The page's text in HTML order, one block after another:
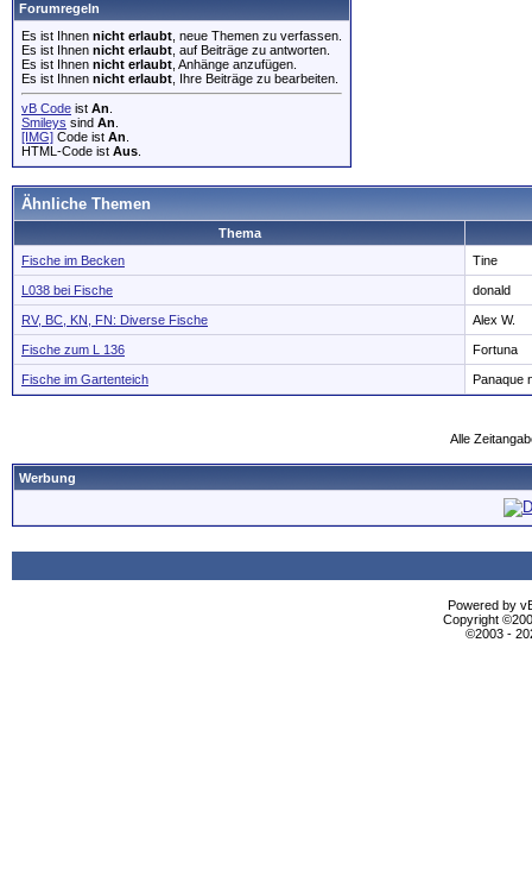
Forumregeln
Es ist Ihnen nicht erlaubt , neue Themen zu verfassen.
Es ist Ihnen nicht erlaubt , auf Beiträge zu antworten.
Es ist Ihnen nicht erlaubt , Anhänge anzufügen.
Es ist Ihnen nicht erlaubt , Ihre Beiträge zu bearbeiten.
vB Code ist An
Smileys sind An
[IMG] Code ist An
HTML-Code ist Aus
Ähnliche Themen
Thema
Fische im Becken
Tine
L038 bei Fische donald
RV, BC, KN, FN: Diverse Fische Alex W.
Fische zum L 136 Fortuna
Fische im Gartenteich Panaque
Alle
Werbung
Powered by
Copyright
©2003 -